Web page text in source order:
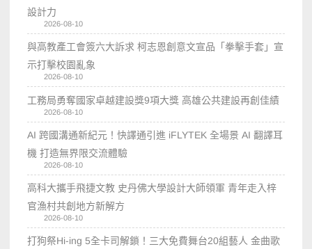
設計力
2026-08-10
與高教產工會簽六大訴求 柯志恩創意文宣品「拳擊手套」宣
示打擊校園亂象
2026-08-10
工務局勇奪國家卓越建設獎9項大獎 高雄公共建設再創佳績
2026-08-10
AI 跨國溝通新紀元！快譯通引進 iFLYTEK 全場景 AI 翻譯耳
機 打造無界限交流體驗
2026-08-10
高科大攜手飛捷文教 史丹佛大學設計大師領軍 青年走入梓
官漁村共創地方新解方
2026-08-10
打狗祭Hi-ing 5全卡司解鎖！三大免費舞台20組藝人 金曲歌